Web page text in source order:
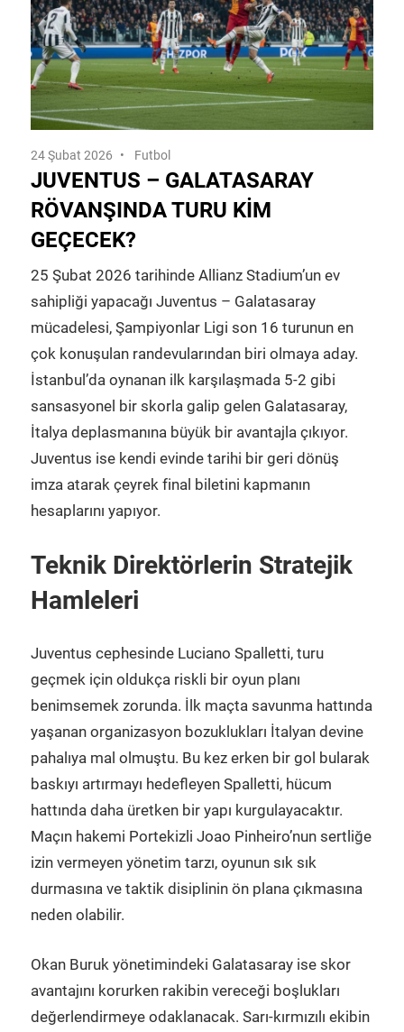
24 Şubat 2026 Futbol
JUVENTUS – GALATASARAY
RÖVANŞINDA TURU KIM
GEÇECEK?
25 Şubat 2026 tarihinde Allianz Stadium’un ev
sahipliği yapacağı Juventus – Galatasaray
mücadelesi, Şampiyonlar Ligi son 16 turunun en
çok konuşulan randevularından biri olmaya aday.
İstanbul’da oynanan ilk karşılaşmada 5-2 gibi
sansasyonel bir skorla galip gelen Galatasaray,
İtalya deplasmanına büyük bir avantajla çıkıyor.
Juventus ise kendi evinde tarihi bir geri dönüş
imza atarak çeyrek final biletini kapmanın
hesaplarını yapıyor.
Teknik Direktörlerin Stratejik
Hamleleri
Juventus cephesinde Luciano Spalletti, turu
geçmek için oldukça riskli bir oyun planı
benimsemek zorunda. İlk maçta savunma hattında
yaşanan organizasyon bozuklukları İtalyan devine
pahalıya mal olmuştu. Bu kez erken bir gol bularak
baskıyı artırmayı hedefleyen Spalletti, hücum
hattında daha üretken bir yapı kurgulayacaktır.
Maçın hakemi Portekizli Joao Pinheiro’nun sertliğe
izin vermeyen yönetim tarzı, oyunun sık sık
durmasına ve taktik disiplinin ön plana çıkmasına
neden olabilir.
Okan Buruk yönetimindeki Galatasaray ise skor
avantajını korurken rakibin vereceği boşlukları
değerlendirmeye odaklanacak. Sarı-kırmızılı ekibin